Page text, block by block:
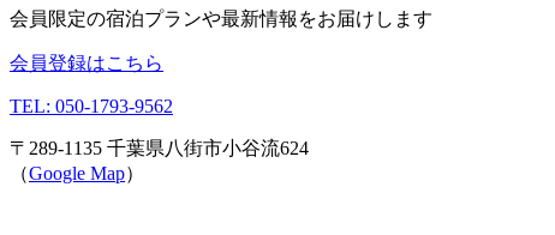
会員限定の宿泊プランや最新情報をお届けします
会員登録はこちら
TEL: 050-1793-9562
〒289-1135 千葉県八街市小谷流624
（Google Map）